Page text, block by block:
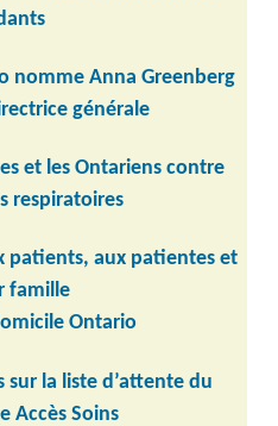
nomme Anna Greenberg
générale
et les Ontariens contre
respiratoires
patients, aux patientes et
famille
Ontario
la liste d’attente du
Accès Soins